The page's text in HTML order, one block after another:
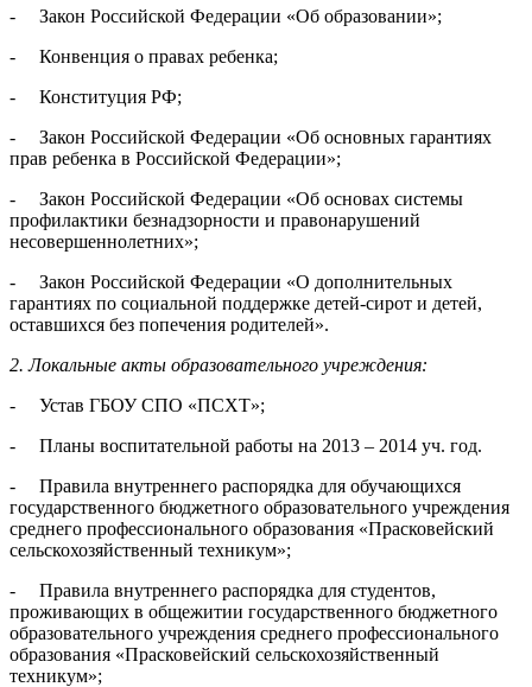
- Закон Российской Федерации «Об образовании»;
- Конвенция о правах ребенка;
- Конституция РФ;
- Закон Российской Федерации «Об основных гарантиях
прав ребенка в Российской Федерации»;
- Закон Российской Федерации «Об основах системы
профилактики без­надзорности и правонарушений
несовершеннолетних»;
- Закон Российской Федерации «О дополнительных
гарантиях по соци­альной поддержке детей-сирот и детей,
оставшихся без попечения родите­лей».
2. Локальные акты образовательного учреждения:
- Устав ГБОУ СПО «ПСХТ»;
- Планы воспитательной работы на 2013 – 2014 уч. год.
- Правила внутреннего распорядка для обучающихся
государственного бюджетного образовательного учреждения
среднего профессионального об­разования «Прасковейский
сельскохозяйственный техникум»;
- Правила внутреннего распорядка для студентов,
проживающих в об­щежитии государственного бюджетного
образовательного учреждения сред­него профессионального
образования «Прасковейский сельскохозяйственный
техникум»;